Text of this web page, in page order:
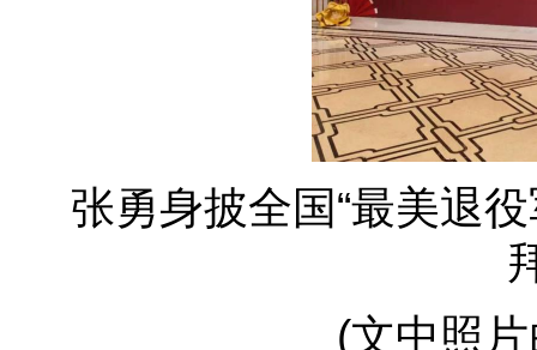
张勇身披全国“最美退
(文中照